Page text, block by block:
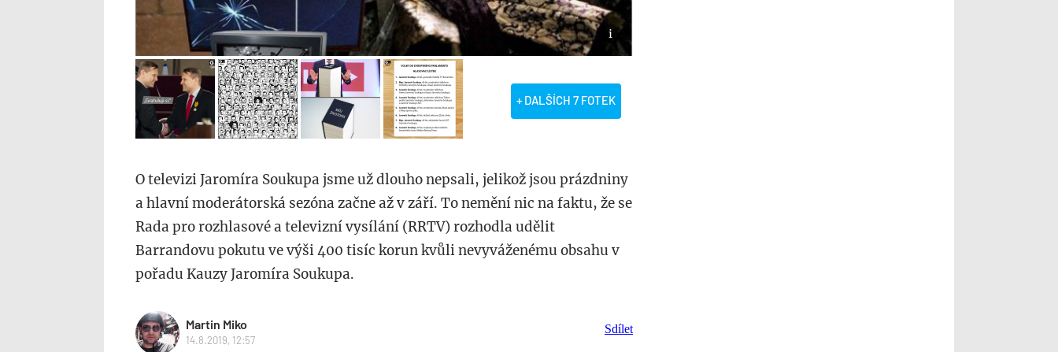
+ DALŠÍCH 7 FOTEK
O televizi Jaromíra Soukupa jsme už dlouho nepsali, jelikož jsou prázdniny
a hlavní moderátorská sezóna začne až v září. To nemění nic na faktu, že se
Rada pro rozhlasové a televizní vysílání (RRTV) rozhodla udělit
Barrandovu pokutu ve výši 400 tisíc korun kvůli nevyváženému obsahu v
pořadu Kauzy Jaromíra Soukupa.
Martin Miko
14.8.2019, 12:57
Sdílet